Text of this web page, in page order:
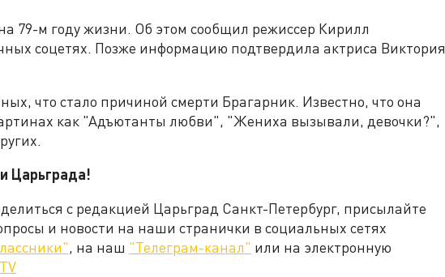
79-м году жизни. Об этом сообщил режиссер Кирилл
соцетях. Позже информацию подтвердила актриса Виктория
что стало причиной смерти Брагарник. Известно, что она
как "Адъютанты любви", "Жениха вызывали, девочки?",
Царьграда!
с редакцией Царьград Санкт-Петербург, присылайте
и новости на наши странички в социальных сетях
, на наш "Телеграм-канал" или на электронную